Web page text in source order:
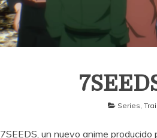
Series
7SEEDS, un nuevo anime